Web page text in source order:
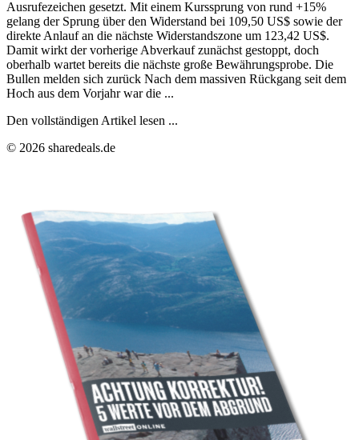
Ausrufezeichen gesetzt. Mit einem Kurssprung von rund +15%
gelang der Sprung über den Widerstand bei 109,50 US$ sowie der
direkte Anlauf an die nächste Widerstandszone um 123,42 US$.
Damit wirkt der vorherige Abverkauf zunächst gestoppt, doch
oberhalb wartet bereits die nächste große Bewährungsprobe. Die
Bullen melden sich zurück Nach dem massiven Rückgang seit dem
Hoch aus dem Vorjahr war die ...
Den vollständigen Artikel lesen ...
© 2026 sharedeals.de